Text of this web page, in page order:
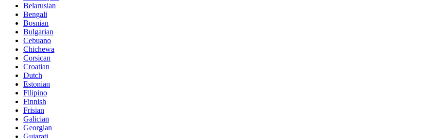
Belarusian
Bengali
Bosnian
Bulgarian
Cebuano
Chichewa
Corsican
Croatian
Dutch
Estonian
Filipino
Finnish
Frisian
Galician
Georgian
Gujarati